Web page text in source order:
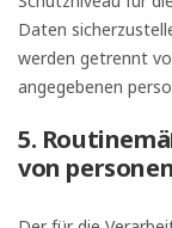
Daten
werden getrennt
angegebenen
5.
von